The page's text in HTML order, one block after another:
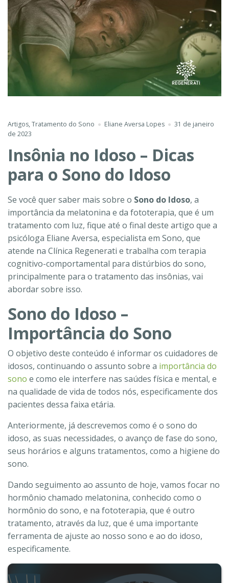
Artigos,Tratamento do Sono Eliane Aversa Lopes
31 de janeiro
de 2023
Insônia no Idoso – Dicas
para o Sono do Idoso
Se você quer saber mais sobre o Sono do Idoso, a
importância da melatonina e da fototerapia, que é um
tratamento com luz, fique até o final deste artigo que a
psicóloga Eliane Aversa, especialista em Sono, que
atende na Clínica Regenerati e trabalha com terapia
cognitivo-comportamental para distúrbios do sono,
principalmente para o tratamento das insônias, vai
abordar sobre isso.
Sono do Idoso –
Importância do Sono
O objetivo deste conteúdo é informar os cuidadores de
idosos, continuando o assunto sobre a importância do
sono e como ele interfere nas saúdes física e mental, e
na qualidade de vida de todos nós, especificamente dos
pacientes dessa faixa etária.
Anteriormente, já descrevemos como é o sono do
idoso, as suas necessidades, o avanço de fase do sono,
seus horários e alguns tratamentos, como a higiene do
sono.
Dando seguimento ao assunto de hoje, vamos focar no
hormônio chamado melatonina, conhecido como o
hormônio do sono, e na fototerapia, que é outro
tratamento, através da luz, que é uma importante
ferramenta de ajuste ao nosso sono e ao do idoso,
especificamente.